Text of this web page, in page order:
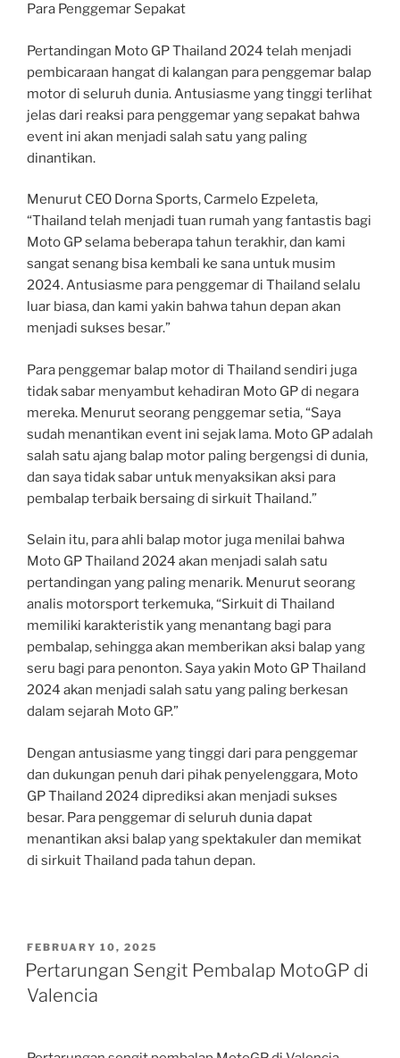
Para Penggemar Sepakat
Pertandingan Moto GP Thailand 2024 telah menjadi
pembicaraan hangat di kalangan para penggemar balap
motor di seluruh dunia. Antusiasme yang tinggi terlihat
jelas dari reaksi para penggemar yang sepakat bahwa
event ini akan menjadi salah satu yang paling
dinantikan.
Menurut CEO Dorna Sports, Carmelo Ezpeleta,
“Thailand telah menjadi tuan rumah yang fantastis bagi
Moto GP selama beberapa tahun terakhir, dan kami
sangat senang bisa kembali ke sana untuk musim
2024. Antusiasme para penggemar di Thailand selalu
luar biasa, dan kami yakin bahwa tahun depan akan
menjadi sukses besar.”
Para penggemar balap motor di Thailand sendiri juga
tidak sabar menyambut kehadiran Moto GP di negara
mereka. Menurut seorang penggemar setia, “Saya
sudah menantikan event ini sejak lama. Moto GP adalah
salah satu ajang balap motor paling bergengsi di dunia,
dan saya tidak sabar untuk menyaksikan aksi para
pembalap terbaik bersaing di sirkuit Thailand.”
Selain itu, para ahli balap motor juga menilai bahwa
Moto GP Thailand 2024 akan menjadi salah satu
pertandingan yang paling menarik. Menurut seorang
analis motorsport terkemuka, “Sirkuit di Thailand
memiliki karakteristik yang menantang bagi para
pembalap, sehingga akan memberikan aksi balap yang
seru bagi para penonton. Saya yakin Moto GP Thailand
2024 akan menjadi salah satu yang paling berkesan
dalam sejarah Moto GP.”
Dengan antusiasme yang tinggi dari para penggemar
dan dukungan penuh dari pihak penyelenggara, Moto
GP Thailand 2024 diprediksi akan menjadi sukses
besar. Para penggemar di seluruh dunia dapat
menantikan aksi balap yang spektakuler dan memikat
di sirkuit Thailand pada tahun depan.
POSTED
ON
FEBRUARY 10, 2025
Pertarungan Sengit Pembalap MotoGP di
Valencia